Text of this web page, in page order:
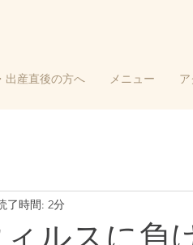
出産直後の方へ メニュー
了時間: 2分